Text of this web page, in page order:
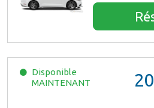
Disponible
MAINTENANT